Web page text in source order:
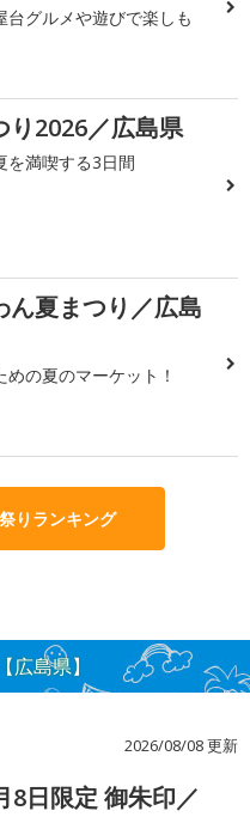
台グルメや遊びで楽しも
り2026／広島県
を満喫する3日間
ん夏まつり／広島
の夏のマーケット！
りランキング
広島県】
2026/08/08 更新
8日限定 御朱印／